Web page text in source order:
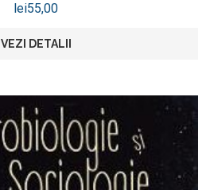
lei55,00
VEZI DETALII